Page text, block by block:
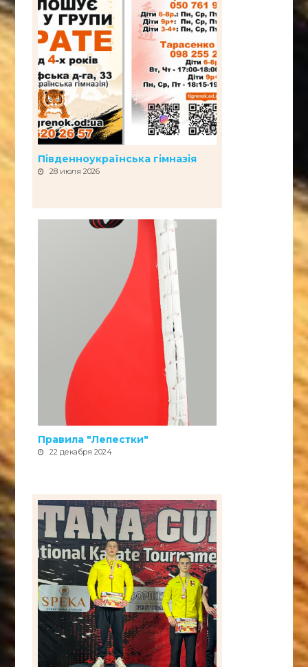
Південноукраїнська гімназія
28 июля 2026
Правила "Лепестки"
22 декабря 2024